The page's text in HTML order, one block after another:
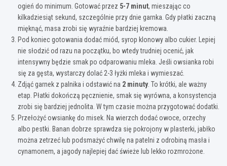
ogień do minimum. Gotować przez 5-7 minut, mieszając co
kilkadziesiąt sekund, szczególnie przy dnie garnka. Gdy płatki zaczną
mięknąć, masa zrobi się wyraźnie bardziej kremowa.
Pod koniec gotowania dodać miód, syrop klonowy albo cukier. Lepiej
nie słodzić od razu na początku, bo wtedy trudniej ocenić, jak
intensywny będzie smak po odparowaniu mleka. Jeśli owsianka robi
się za gęsta, wystarczy dolać 2-3 łyżki mleka i wymieszać.
Zdjąć garnek z palnika i odstawić na 2 minuty. To krótki, ale ważny
etap. Płatki dokończą pęcznienie, smak się wyrówna, a konsystencja
zrobi się bardziej jednolita. W tym czasie można przygotować dodatki.
Przełożyć owsiankę do misek. Na wierzch dodać owoce, orzechy
albo pestki. Banan dobrze sprawdza się pokrojony w plasterki, jabłko
można zetrzeć lub podsmażyć chwilę na patelni z odrobiną masła i
cynamonem, a jagody najlepiej dać świeże lub lekko rozmrożone.